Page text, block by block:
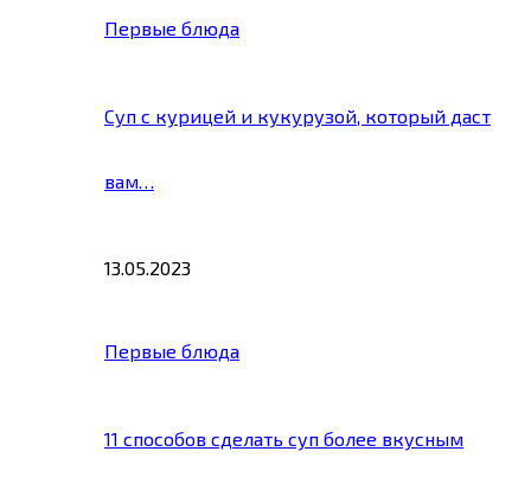
Первые блюда
Суп с курицей и кукурузой, который даст
вам…
13.05.2023
Первые блюда
11 способов сделать суп более вкусным